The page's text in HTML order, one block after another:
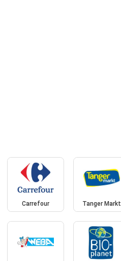
Carrefour Tanger Markt